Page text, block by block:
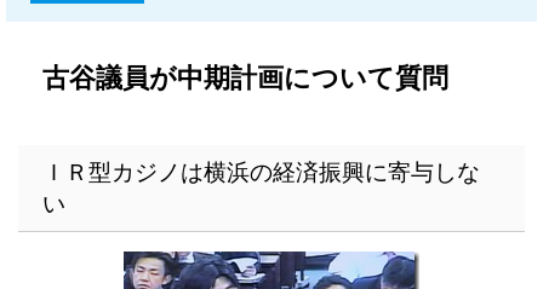
古谷議員が中期計画について質問
ＩＲ型カジノは横浜の経済振興に寄与しな
い